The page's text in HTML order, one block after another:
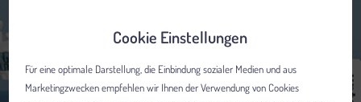
Cookie Einstellungen
Für eine optimale Darstellung, die Einbindung sozialer Medien und aus
Marketingzwecken empfehlen wir Ihnen der Verwendung von Cookies